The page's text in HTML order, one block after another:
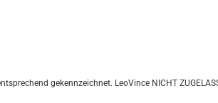
gekennzeichnet. LeoVince NICHT